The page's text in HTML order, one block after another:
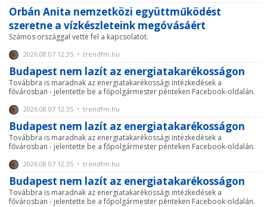
Orbán Anita nemzetközi együttműködést
szeretne a vízkészleteink megóvásáért
Számos országgal vette fel a kapcsolatot.
2026.08.07 12:35 • trendfm.hu
Budapest nem lazít az energiatakarékosságon
Továbbra is maradnak az energiatakarékossági intézkedések a
fővárosban - jelentette be a főpolgármester pénteken Facebook-oldalán.
2026.08.07 12:35 • trendfm.hu
Budapest nem lazít az energiatakarékosságon
Továbbra is maradnak az energiatakarékossági intézkedések a
fővárosban - jelentette be a főpolgármester pénteken Facebook-oldalán.
2026.08.07 12:35 • trendfm.hu
Budapest nem lazít az energiatakarékosságon
Továbbra is maradnak az energiatakarékossági intézkedések a
fővárosban - jelentette be a főpolgármester pénteken Facebook-oldalán.